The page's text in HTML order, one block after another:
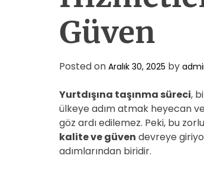
Güven
Posted on Aralık 30, 2025 by
Yurtdışına taşınma süreci,
ülkeye adım atmak heyecan
göz ardı edilemez. Peki, bu
kalite ve güven devreye
adımlarından biridir.